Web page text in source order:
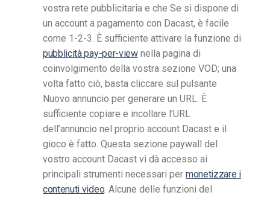
vostra rete pubblicitaria e che Se si dispone di
un account a pagamento con Dacast, è facile
come 1-2-3. È sufficiente attivare la funzione di
pubblicità pay-per-viewnella pagina di
coinvolgimento della vostra sezione VOD; una
volta fatto ciò, basta cliccare sul pulsante
Nuovo annuncio per generare un URL. È
sufficiente copiare e incollare l’URL
dell’annuncio nel proprio account Dacast e il
gioco è fatto. Questa sezione paywall del
vostro account Dacast vi dà accesso ai
principali strumenti necessari per monetizzare i
contenuti video. Alcune delle funzioni del